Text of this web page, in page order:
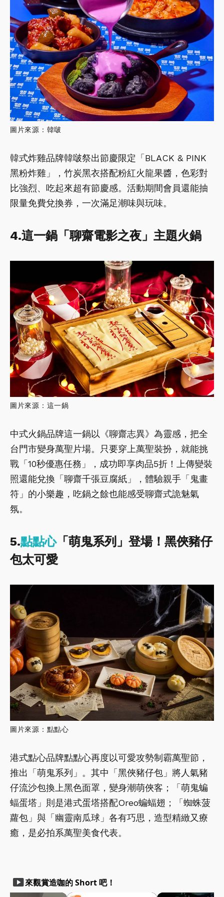
圖片來源：韓啵
韓式炸雞品牌韓啵祭出節慶限定「BLACK & PINK
黑粉炸雞」，竹炭黑衣搭配粉紅火龍果醬，色彩對
比強烈、吃起來超有節慶感。活動期間會員還能抽
限量免費兌換券，一次滿足潮味與玩味。
4.這一鍋「聊齋電影之夜」主題火鍋
圖片來源：這一鍋
中式火鍋品牌這一鍋以《聊齋志異》為靈感，把全
台門市變身萬聖片場。只要穿上萬聖裝扮，就能挑
戰「10秒優惠任務」，成功即享肉品5折！上傳變裝
照還能兌換「聊齋千張豆腐紙」，體驗親手「鬼畫
符」的小樂趣，吃鍋之餘也能感受聊齋式詭魅氣
氛。
5.點點心「萌鬼系列」登場！黑俠豬仔
包太可愛
圖片來源：點點心
港式點心品牌點點心再度以可愛攻勢制霸萬聖節，
推出「萌鬼系列」。其中「黑俠豬仔包」將人氣豬
仔流沙包換上黑色面罩，變身潮萌俠客；「萌鬼蝙
蝠蛋塔」則是港式蛋塔搭配Oreo蝙蝠翅；「蜘蛛菠
蘿包」與「幽靈南瓜球」各有巧思，造型精緻又療
癒，是必拍系萬聖美食代表。
smart_display來觀賞造咖的 Short 吧！